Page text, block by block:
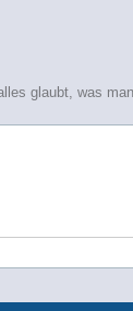
glaubt, was